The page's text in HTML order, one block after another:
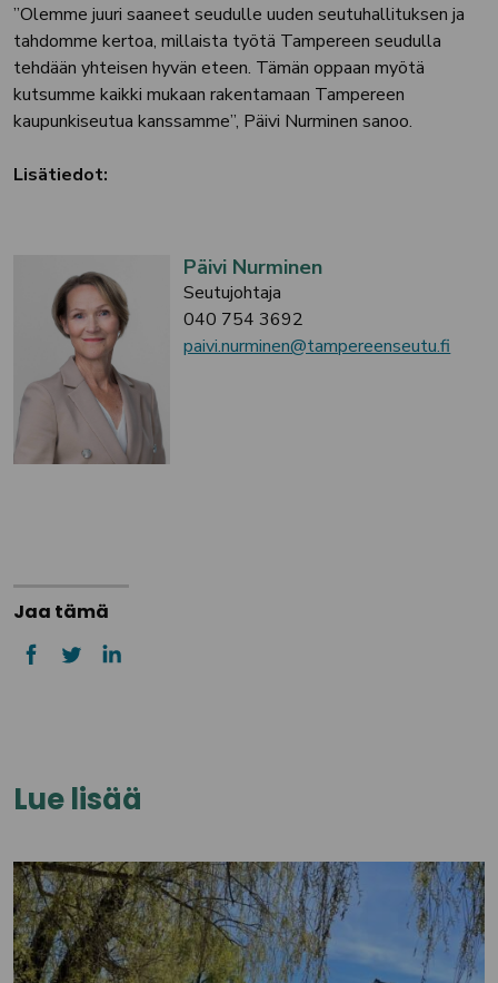
”Olemme juuri saaneet seudulle uuden seutuhallituksen ja
tahdomme kertoa, millaista työtä Tampereen seudulla
tehdään yhteisen hyvän eteen. Tämän oppaan myötä
kutsumme kaikki mukaan rakentamaan Tampereen
kaupunkiseutua kanssamme”, Päivi Nurminen sanoo.
Lisätiedot:
Päivi Nurminen
Seutujohtaja
040 754 3692
paivi.nurminen@tampereenseutu.fi
Jaa tämä
Lue lisää